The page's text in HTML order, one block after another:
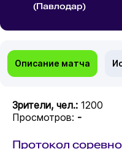
(Павлодар)
Описание матча
Зрители, чел.: 1200
Просмотров: -
Протокол